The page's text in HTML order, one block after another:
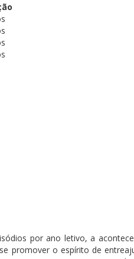
por ano letivo, a
promover o espírito de